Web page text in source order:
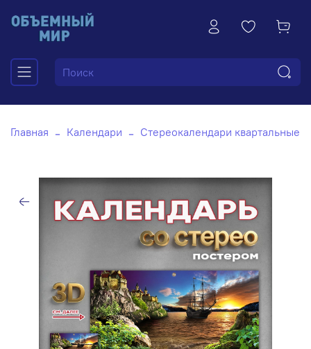
Главная Календари Стереокалендари квартальные